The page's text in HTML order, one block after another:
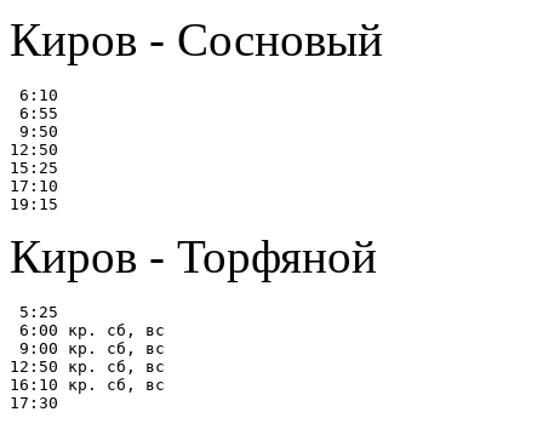
Киров - Сосновый
6:10
6:55
9:50
12:50
15:25
17:10
Киров - Торфяной
5:25
6:00 кр. сб, вс
9:00 кр. сб, вс
12:50 кр. сб, вс
16:10 кр. сб, вс